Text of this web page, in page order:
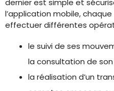
dernier est simple et
l’application mobile,
effectuer différentes
le suivi de ses
la consultation de
la réalisation d’un